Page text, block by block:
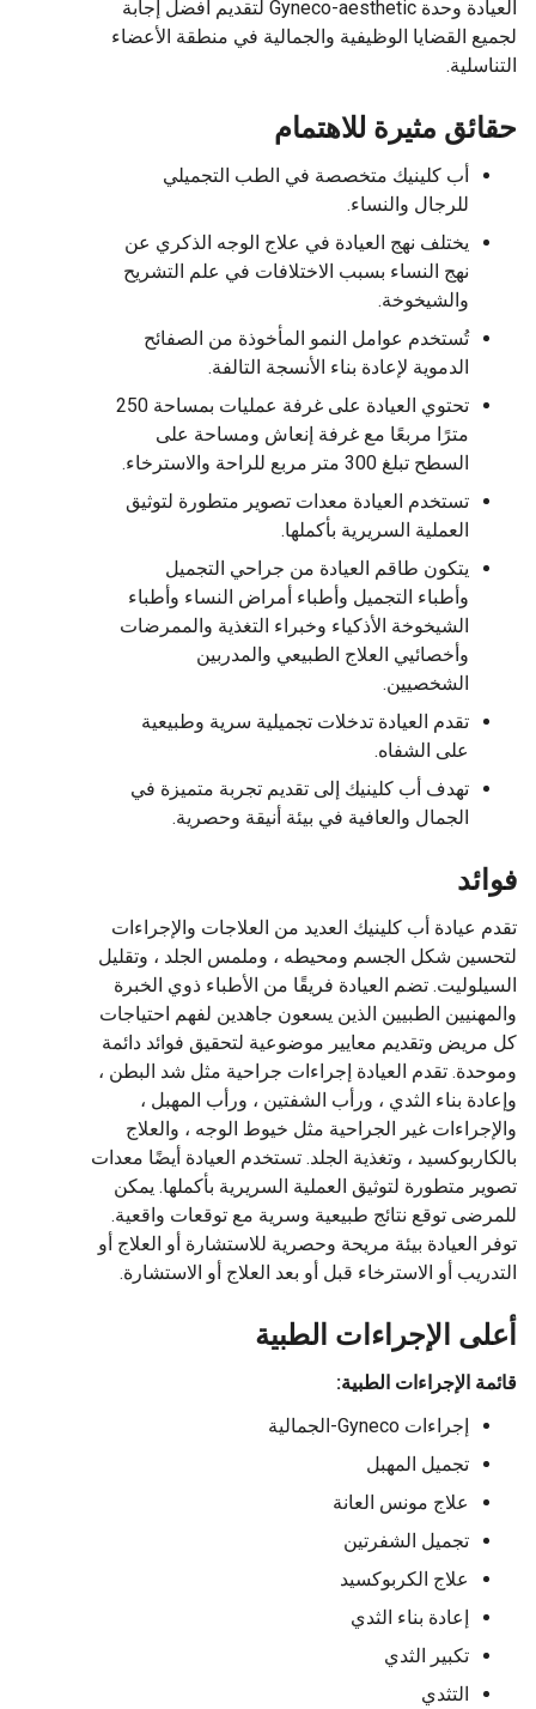
العيادة وحدة Gyneco-aesthetic لتقديم أفضل إجابة
لجميع القضايا الوظيفية والجمالية في منطقة الأعضاء
التناسلية.
حقائق مثيرة للاهتمام
أب كلينيك متخصصة في الطب التجميلي
للرجال والنساء.
يختلف نهج العيادة في علاج الوجه الذكري عن
نهج النساء بسبب الاختلافات في علم التشريح
والشيخوخة.
تُستخدم عوامل النمو المأخوذة من الصفائح
الدموية لإعادة بناء الأنسجة التالفة.
تحتوي العيادة على غرفة عمليات بمساحة 250
مترًا مربعًا مع غرفة إنعاش ومساحة على
السطح تبلغ 300 متر مربع للراحة والاسترخاء.
تستخدم العيادة معدات تصوير متطورة لتوثيق
العملية السريرية بأكملها.
يتكون طاقم العيادة من جراحي التجميل
وأطباء التجميل وأطباء أمراض النساء وأطباء
الشيخوخة الأذكياء وخبراء التغذية والممرضات
وأخصائيي العلاج الطبيعي والمدربين
الشخصيين.
تقدم العيادة تدخلات تجميلية سرية وطبيعية
على الشفاه.
تهدف أب كلينيك إلى تقديم تجربة متميزة في
الجمال والعافية في بيئة أنيقة وحصرية.
فوائد
تقدم عيادة أب كلينيك العديد من العلاجات والإجراءات
لتحسين شكل الجسم ومحيطه ، وملمس الجلد ، وتقليل
السيلوليت. تضم العيادة فريقًا من الأطباء ذوي الخبرة
والمهنيين الطبيين الذين يسعون جاهدين لفهم احتياجات
كل مريض وتقديم معايير موضوعية لتحقيق فوائد دائمة
وموحدة. تقدم العيادة إجراءات جراحية مثل شد البطن ،
وإعادة بناء الثدي ، ورأب الشفتين ، ورأب المهبل ،
والإجراءات غير الجراحية مثل خيوط الوجه ، والعلاج
بالكاربوكسيد ، وتغذية الجلد. تستخدم العيادة أيضًا معدات
تصوير متطورة لتوثيق العملية السريرية بأكملها. يمكن
للمرضى توقع نتائج طبيعية وسرية مع توقعات واقعية.
توفر العيادة بيئة مريحة وحصرية للاستشارة أو العلاج أو
التدريب أو الاسترخاء قبل أو بعد العلاج أو الاستشارة.
أعلى الإجراءات الطبية
قائمة الإجراءات الطبية:
إجراءات Gyneco-الجمالية
تجميل المهبل
علاج مونس العانة
تجميل الشفرتين
علاج الكربوكسيد
إعادة بناء الثدي
تكبير الثدي
التثدي